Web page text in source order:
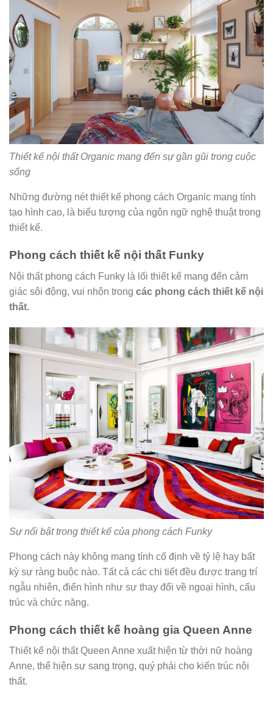
Thiết kế nội thất Organic mang đến sự gần gũi trong cuộc
sống
Những đường nét thiết kế phong cách Organic mang tính
tạo hình cao, là biểu tượng của ngôn ngữ nghệ thuật trong
thiết kế.
Phong cách thiết kế nội thất Funky
Nội thất phong cách Funky là lối thiết kế mang đến cảm
giác sôi động, vui nhộn trong các phong cách thiết kế nội
thất.
Sự nổi bật trong thiết kế của phong cách Funky
Phong cách này không mang tính cố định về tỷ lệ hay bất
kỳ sự ràng buộc nào. Tất cả các chi tiết đều được trang trí
ngẫu nhiên, điển hình như sự thay đổi về ngoại hình, cấu
trúc và chức năng.
Phong cách thiết kế hoàng gia Queen Anne
Thiết kế nội thất Queen Anne xuất hiện từ thời nữ hoàng
Anne, thể hiện sự sang trọng, quý phái cho kiến trúc nội
thất.